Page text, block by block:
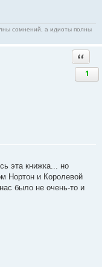
сомнений, а идиоты полны
1
эта книжка... но
Нортон и Королевой
было не очень-то и